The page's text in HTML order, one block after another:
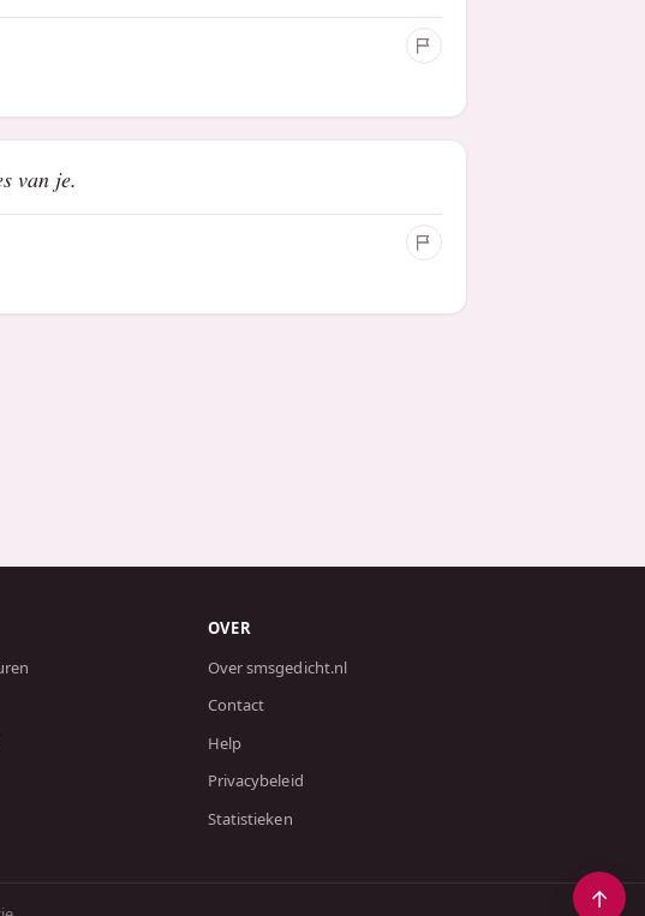
van je.
OVER
Over smsgedicht.nl
Contact
Help
Privacybeleid
Statistieken